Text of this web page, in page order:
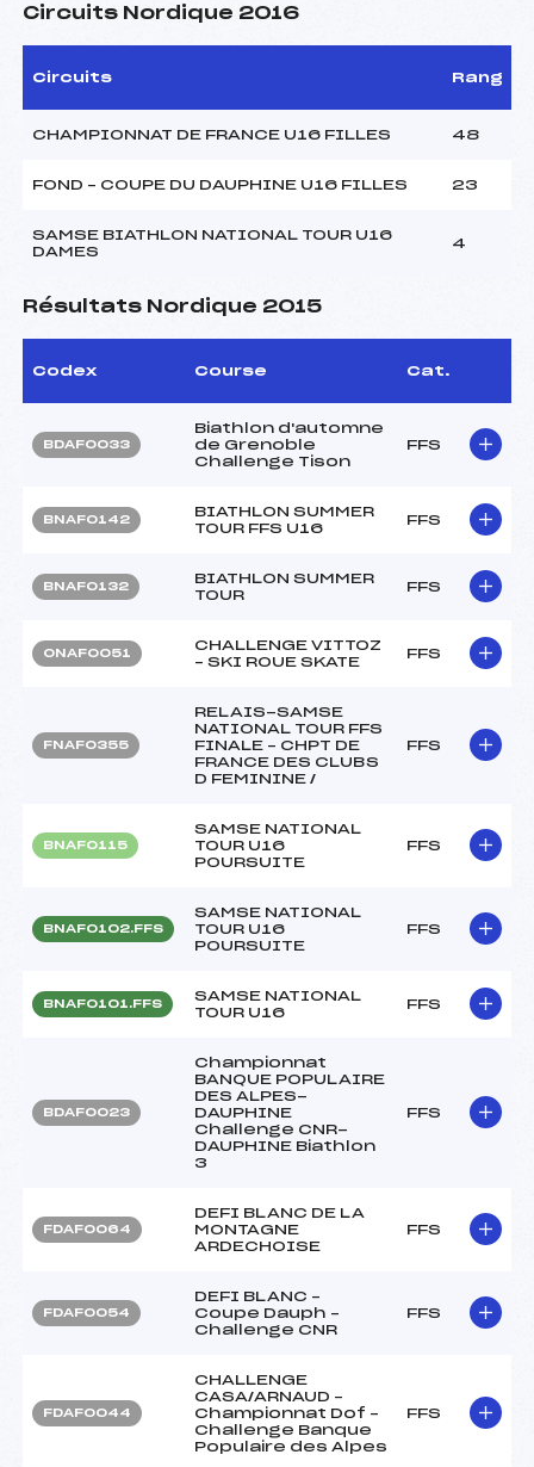
Circuits Nordique 2016
Circuits Rang
CHAMPIONNAT DE FRANCE U16 FILLES 48
FOND – COUPE DU DAUPHINE U16 FILLES 23
SAMSE BIATHLON NATIONAL TOUR U16
DAMES
4
Résultats Nordique 2015
Codex Course Cat.
BDAF0033
Biathlon d'automne
de Grenoble
Challenge Tison
FFS
BNAF0142
BIATHLON SUMMER
TOUR FFS U16
FFS
BNAF0132
BIATHLON SUMMER
TOUR
FFS
ONAF0051
CHALLENGE VITTOZ
– SKI ROUE SKATE
FFS
FNAF0355
RELAIS-SAMSE
NATIONAL TOUR FFS
FINALE – CHPT DE
FRANCE DES CLUBS
D FEMININE /
FFS
BNAF0115
SAMSE NATIONAL
TOUR U16
POURSUITE
FFS
BNAF0102.FFS
SAMSE NATIONAL
TOUR U16
POURSUITE
FFS
BNAF0101.FFS
SAMSE NATIONAL
TOUR U16
FFS
BDAF0023
Championnat
BANQUE POPULAIRE
DES ALPES-
DAUPHINE
Challenge CNR-
DAUPHINE Biathlon
3
FFS
FDAF0064
DEFI BLANC DE LA
MONTAGNE
ARDECHOISE
FFS
FDAF0054
DEFI BLANC –
Coupe Dauph –
Challenge CNR
FFS
FDAF0044
CHALLENGE
CASA/ARNAUD –
Championnat Dof –
Challenge Banque
Populaire des Alpes
FFS